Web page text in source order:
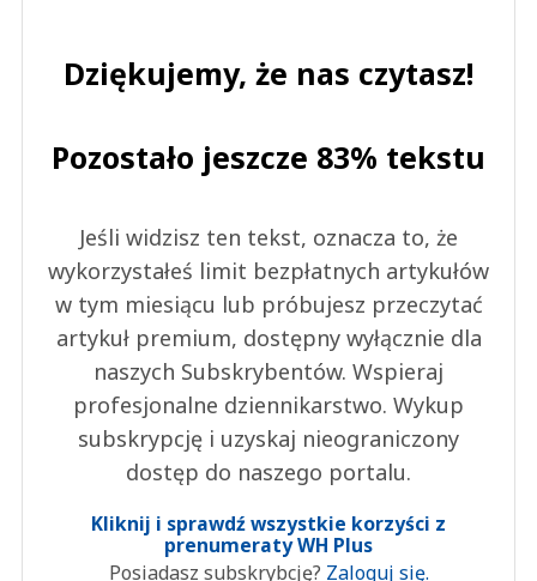
Dziękujemy, że nas czytasz!
Pozostało jeszcze 83% tekstu
Jeśli widzisz ten tekst, oznacza to, że
wykorzystałeś limit bezpłatnych artykułów
w tym miesiącu lub próbujesz przeczytać
artykuł premium, dostępny wyłącznie dla
naszych Subskrybentów. Wspieraj
profesjonalne dziennikarstwo. Wykup
subskrypcję i uzyskaj nieograniczony
dostęp do naszego portalu.
Kliknij i sprawdź wszystkie korzyści z
prenumeraty WH Plus
Posiadasz subskrybcję? Zaloguj się.